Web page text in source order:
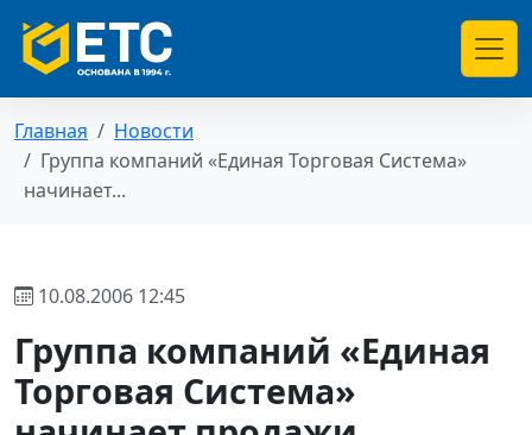
Главная
Новости
Группа компаний «Единая Торговая Система»
начинает...
10.08.2006 12:45
Группа компаний «Единая
Торговая Система»